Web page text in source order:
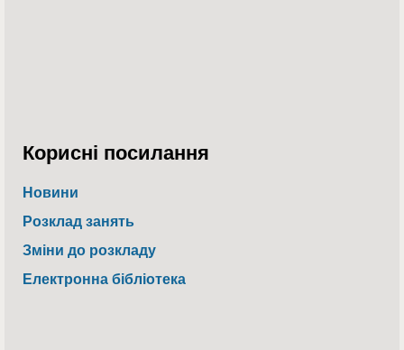
Корисні посилання
Новини
Розклад занять
Зміни до розкладу
Електронна бібліотека